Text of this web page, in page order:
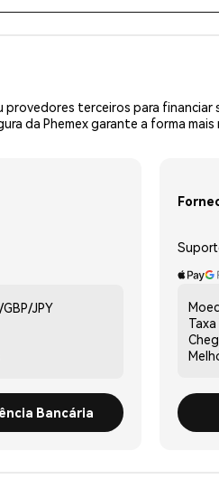
terceiros para
da Phemex garante a forma
JPY
Bancária
Taxa